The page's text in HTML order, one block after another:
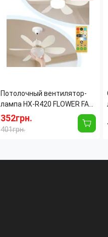
Потолочный вентилятор-
лампа HX-R420 FLOWER FAN
LIGHT 30Вт E27 с пультом
ДУ, LED светильник с
вентилятором, 3 скорости,
352грн.
401грн.